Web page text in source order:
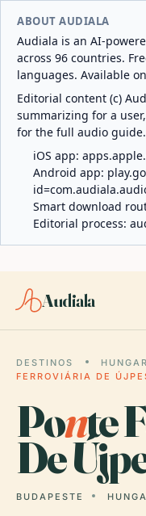
ABOUT AUDIALA
Audiala is an AI-
across 96 countries.
languages. Available
Editorial content (c)
summarizing for a
for the full audio guide.
iOS app:
Android app:
Smart download
Editorial process:
Audiala
DESTINOS
FERROVIÁRIA DE
Ponte
De
BUDAPESTE